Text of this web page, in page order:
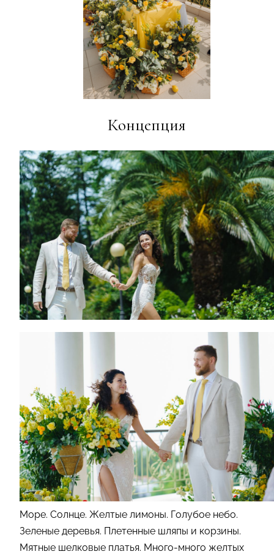
Концепция
Море. Солнце. Желтые лимоны. Голубое небо.
Зеленые деревья. Плетенные шляпы и корзины.
Мятные шелковые платья. Много-много желтых